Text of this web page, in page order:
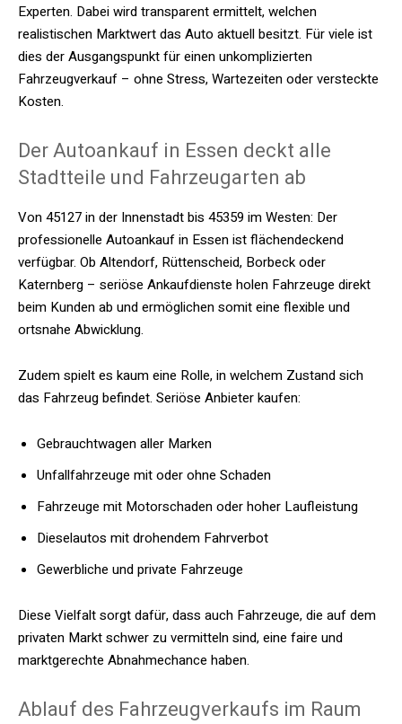
Experten. Dabei wird transparent ermittelt, welchen
realistischen Marktwert das Auto aktuell besitzt. Für viele ist
dies der Ausgangspunkt für einen unkomplizierten
Fahrzeugverkauf – ohne Stress, Wartezeiten oder versteckte
Kosten.
Der Autoankauf in Essen deckt alle
Stadtteile und Fahrzeugarten ab
Von 45127 in der Innenstadt bis 45359 im Westen: Der
professionelle Autoankauf in Essen ist flächendeckend
verfügbar. Ob Altendorf, Rüttenscheid, Borbeck oder
Katernberg – seriöse Ankaufdienste holen Fahrzeuge direkt
beim Kunden ab und ermöglichen somit eine flexible und
ortsnahe Abwicklung.
Zudem spielt es kaum eine Rolle, in welchem Zustand sich
das Fahrzeug befindet. Seriöse Anbieter kaufen:
Gebrauchtwagen aller Marken
Unfallfahrzeuge mit oder ohne Schaden
Fahrzeuge mit Motorschaden oder hoher Laufleistung
Dieselautos mit drohendem Fahrverbot
Gewerbliche und private Fahrzeuge
Diese Vielfalt sorgt dafür, dass auch Fahrzeuge, die auf dem
privaten Markt schwer zu vermitteln sind, eine faire und
marktgerechte Abnahmechance haben.
Ablauf des Fahrzeugverkaufs im Raum